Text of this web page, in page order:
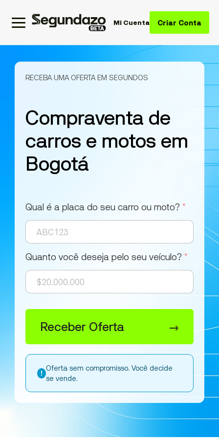
Mi Cuenta Criar Conta
RECEBA UMA OFERTA EM SEGUNDOS
Compraventa de
carros e motos em
Bogotá
Qual é a placa do seu carro ou moto? *
Quanto você deseja pelo seu veículo? *
Receber Oferta →
! Oferta sem compromisso. Você decide
se vende.